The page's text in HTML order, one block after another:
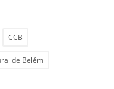
CCB
de Belém